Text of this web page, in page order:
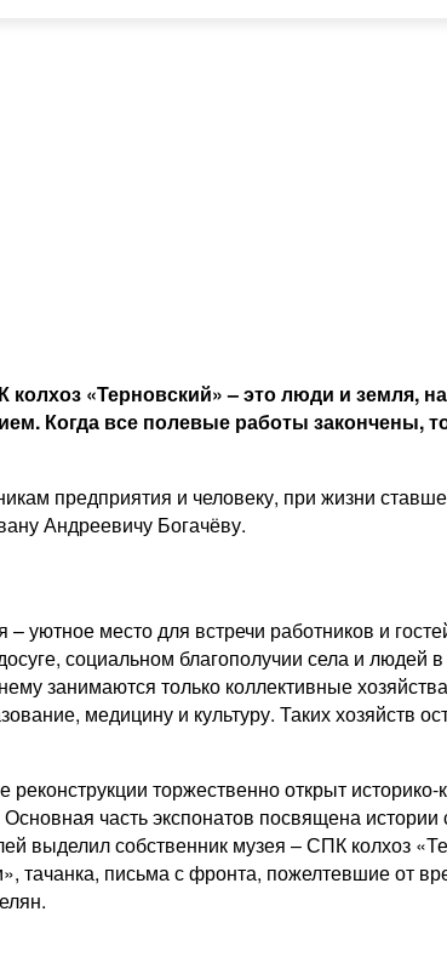
«Терновский» – это люди и земля,
Когда все полевые работы закончены,
предприятия и человеку, при жизни
Андреевичу Богачёву.
уютное место для встречи работников и
социальном благополучии села и
занимаются только коллективные
медицину и культуру. Таких хозяйств
торжественно открыт
часть экспонатов посвящена истории
выделил собственник музея – СПК колхоз
тачанка, письма с фронта, пожелтевшие от